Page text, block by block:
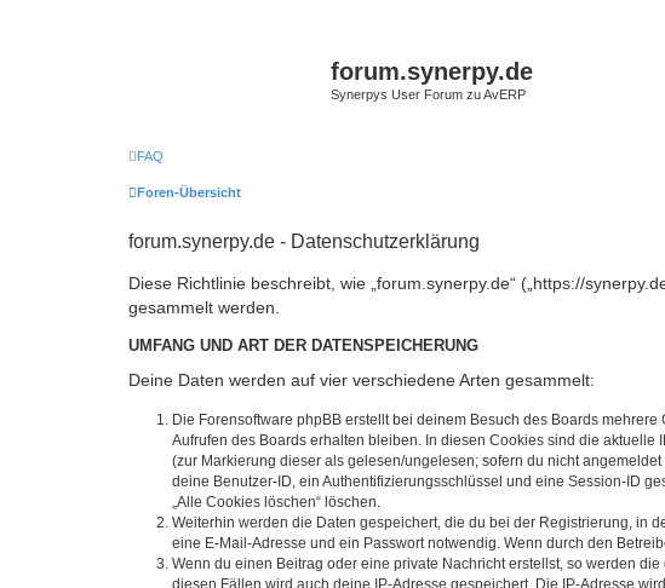
forum.synerpy.de
Synerpys User Forum zu AvERP
FAQ
Foren-Übersicht
forum.synerpy.de - Datenschutzerklärung
Diese Richtlinie beschreibt, wie „forum.synerpy.de“ („https://
gesammelt werden.
UMFANG UND ART DER DATENSPEICHERUNG
Deine Daten werden auf vier verschiedene Arten gesammelt:
Die Forensoftware phpBB erstellt bei deinem Besuch des Boards
Aufrufen des Boards erhalten bleiben. In diesen Cookies sind die
(zur Markierung dieser als gelesen/ungelesen; sofern du nicht
deine Benutzer-ID, ein Authentifizierungsschlüssel und eine Session-ID
„Alle Cookies löschen“ löschen.
Weiterhin werden die Daten gespeichert, die du bei der Registrierung, in
eine E-Mail-Adresse und ein Passwort notwendig. Wenn durch den
Wenn du einen Beitrag oder eine private Nachricht erstellst, so werden
diesen Fällen wird auch deine IP-Adresse gespeichert. Die IP-Adresse